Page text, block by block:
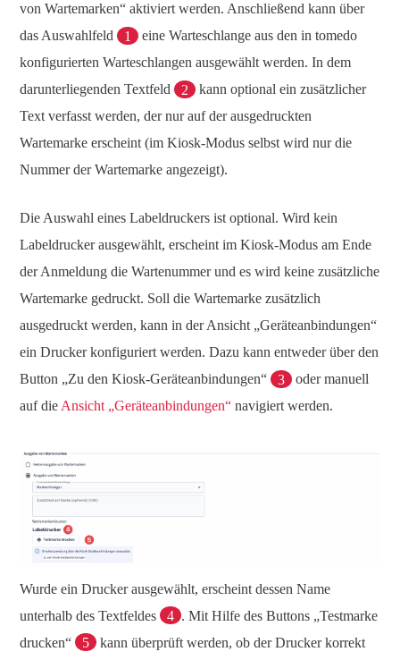
von Wartemarken“ aktiviert werden. Anschließend kann über
das Auswahlfeld
1
eine Warteschlange aus den in tomedo
konfigurierten Warteschlangen ausgewählt werden. In dem
darunterliegenden Textfeld
2
kann optional ein zusätzlicher
Text verfasst werden, der nur auf der ausgedruckten
Wartemarke erscheint (im Kiosk-Modus selbst wird nur die
Nummer der Wartemarke angezeigt).
Die Auswahl eines Labeldruckers ist optional. Wird kein
Labeldrucker ausgewählt, erscheint im Kiosk-Modus am Ende
der Anmeldung die Wartenummer und es wird keine zusätzliche
Wartemarke gedruckt. Soll die Wartemarke zusätzlich
ausgedruckt werden, kann in der Ansicht „Geräteanbindungen“
ein Drucker konfiguriert werden. Dazu kann entweder über den
Button „Zu den Kiosk-Geräteanbindungen“
3
oder manuell
auf die Ansicht „Geräteanbindungen“ navigiert werden.
Wurde ein Drucker ausgewählt, erscheint dessen Name
unterhalb des Textfeldes
4 . Mit Hilfe des Buttons „Testmarke
drucken“
5
kann überprüft werden, ob der Drucker korrekt